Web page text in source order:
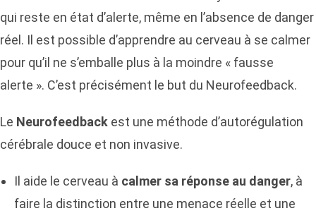
qui reste en état d’alerte, même en l’absence de danger
réel. Il est possible d’apprendre au cerveau à se calmer
pour qu’il ne s’emballe plus à la moindre « fausse
alerte ». C’est précisément le but du Neurofeedback.
Le Neurofeedback est une méthode d’autorégulation
cérébrale douce et non invasive.
Il aide le cerveau à calmer sa réponse au danger, à
faire la distinction entre une menace réelle et une